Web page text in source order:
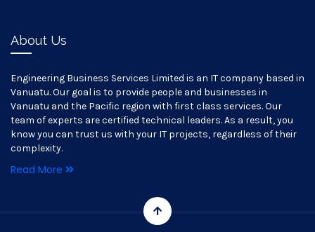
About Us
Engineering Business Services Limited is an IT company based in
Vanuatu. Our goal is to provide people and businesses in
Vanuatu and the Pacific region with first class services. Our
team of experts are certified technical leaders. As a result, you
know you can trust us with your IT projects, regardless of their
complexity.
Read More